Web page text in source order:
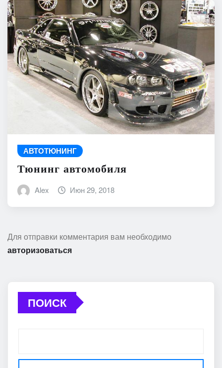
АВТОТЮНИНГ
Тюнинг автомобиля
Alex Июн 29, 2018
Для отправки комментария вам необходимо
авторизоваться
ПОИСК